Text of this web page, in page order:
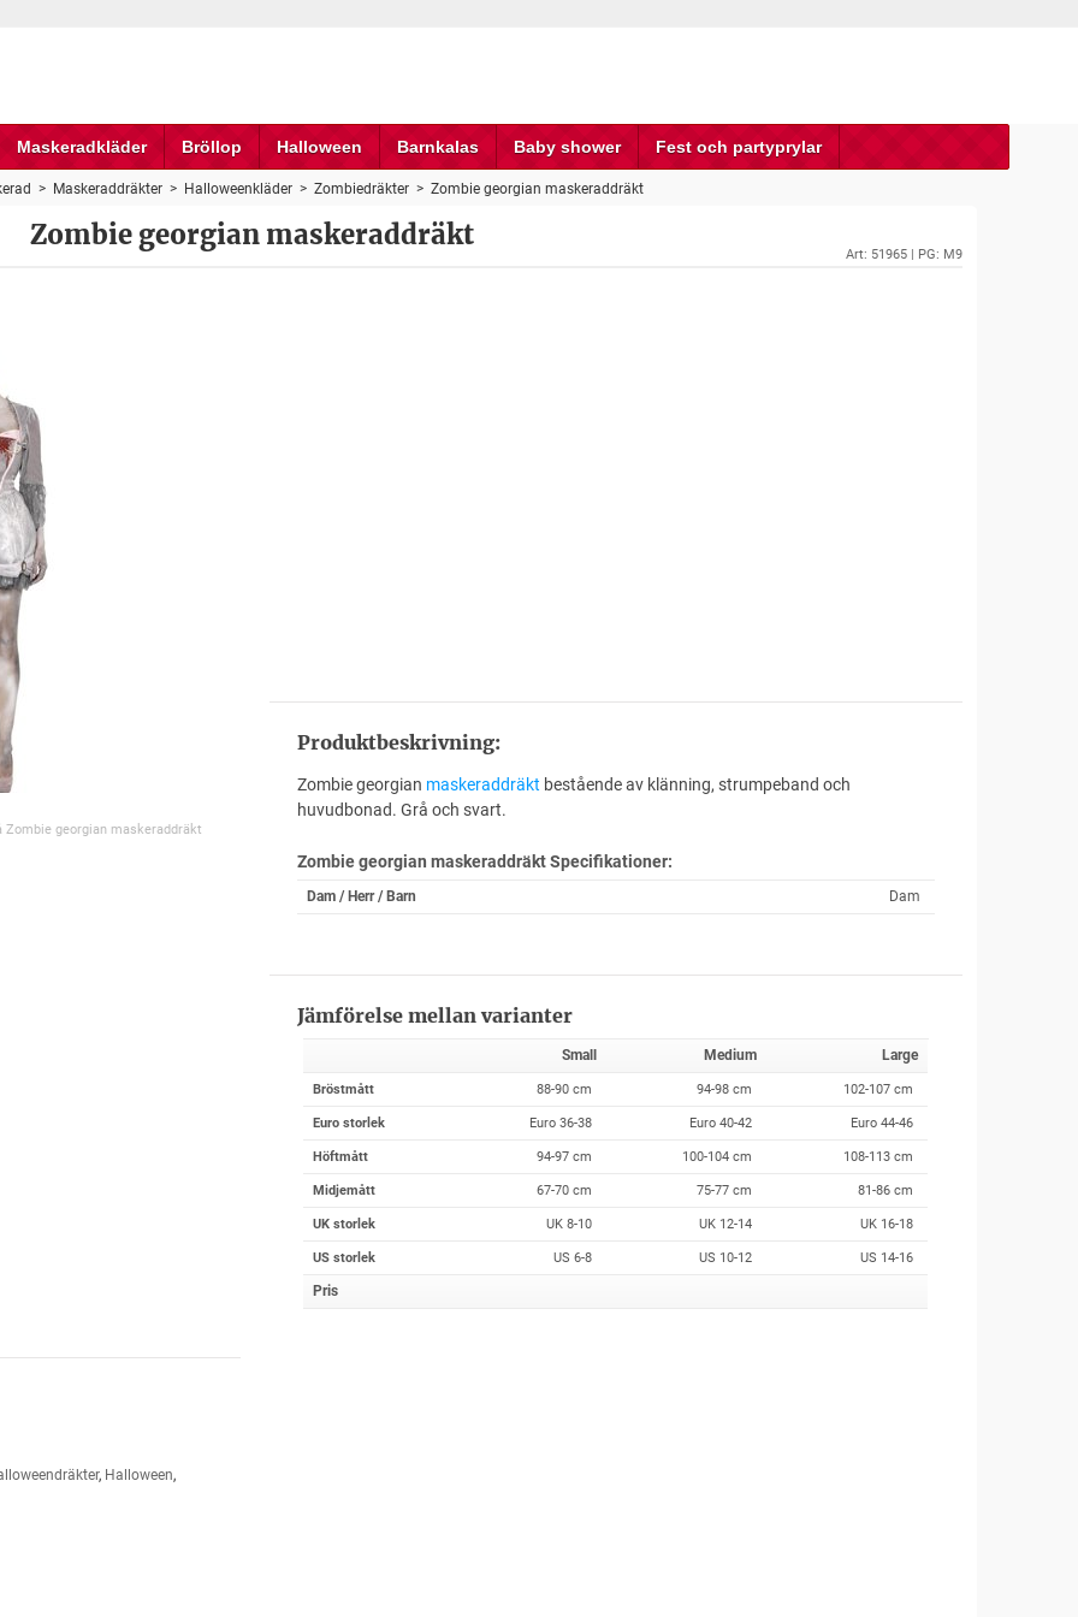
Maskeradkläder Bröllop Halloween Barnkalas Baby shower Fest och partyprylar
> Maskeraddräkter> Halloweenkläder> Zombiedräkter> Zombie georgian maskeraddräkt
Zombie georgian maskeraddräkt
Art: 51965 | PG: M9
Zombie georgian maskeraddräkt
Produktbeskrivning:
Zombie georgian maskeraddräkt bestående av klänning, strumpeband och
huvudbonad. Grå och svart.
Zombie georgian maskeraddräktSpecifikationer:
Dam / Herr / Barn Dam
Jämförelse mellan varianter
Small Medium Large
Bröstmått 88-90 cm 94-98 cm 102-107 cm
Euro storlek Euro 36-38 Euro 40-42 Euro 44-46
Höftmått 94-97 cm 100-104 cm 108-113 cm
Midjemått 67-70 cm 75-77 cm 81-86 cm
UK storlek UK 8-10 UK 12-14 UK 16-18
US storlek US 6-8 US 10-12 US 14-16
Pris
, Halloween,